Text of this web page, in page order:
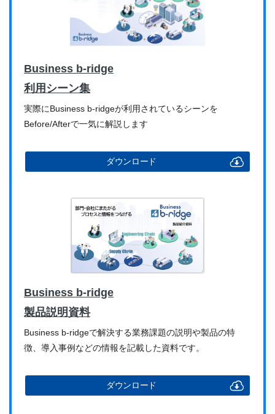
Business b-ridge
利用シーン集
実際にBusiness b-ridgeが利用されているシーンを
Before/Afterで一気に解説します
ダウンロード
Business b-ridge
製品説明資料
Business b-ridgeで解決する業務課題の説明や製品の特
徴、導入事例などの情報を記載した資料です。
ダウンロード